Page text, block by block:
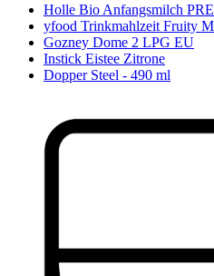
Holle Bio Anfangsmilch
yfood Trinkmahlzeit Fruity
Gozney Dome 2 LPG EU
Instick Eistee Zitrone
Dopper Steel - 490 ml